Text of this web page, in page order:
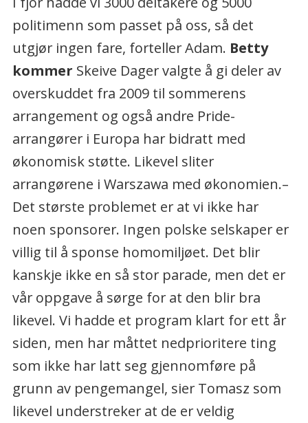
politimenn som passet på oss, så det
utgjør ingen fare, forteller Adam. Betty
kommer Skeive Dager valgte å gi deler av
overskuddet fra 2009 til sommerens
arrangement og også andre Pride-
arrangører i Europa har bidratt med
økonomisk støtte. Likevel sliter
arrangørene i Warszawa med økonomien.–
Det største problemet er at vi ikke har
noen sponsorer. Ingen polske selskaper er
villig til å sponse homomiljøet. Det blir
kanskje ikke en så stor parade, men det er
vår oppgave å sørge for at den blir bra
likevel. Vi hadde et program klart for ett år
siden, men har måttet nedprioritere ting
som ikke har latt seg gjennomføre på
grunn av pengemangel, sier Tomasz som
likevel understreker at de er veldig